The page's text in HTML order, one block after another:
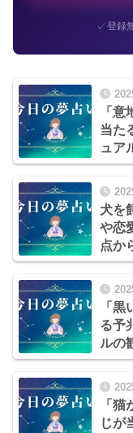
✓登録
「
当た
ュア
犬を
や恋
点か
「
る予
ルの
「
じが